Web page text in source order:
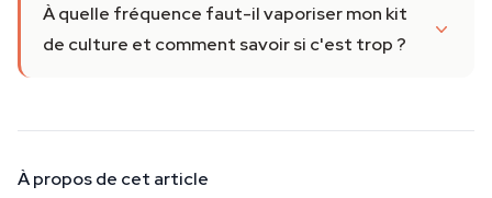
À quelle fréquence faut-il vaporiser mon kit
de culture et comment savoir si c'est trop ?
À propos de cet article